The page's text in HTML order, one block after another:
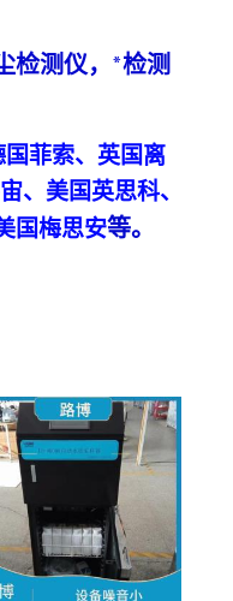
检测仪，*检测
菲索、英国离
、美国英思科、
国梅思安等。